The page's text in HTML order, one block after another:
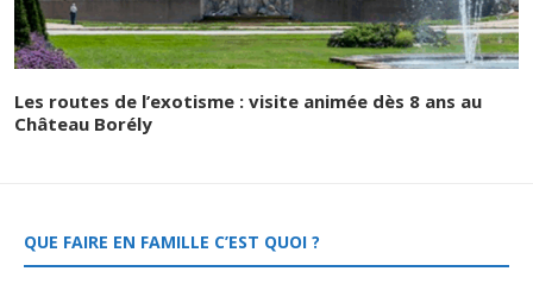
Les routes de l’exotisme : visite animée dès 8 ans au
Château Borély
QUE FAIRE EN FAMILLE C’EST QUOI ?